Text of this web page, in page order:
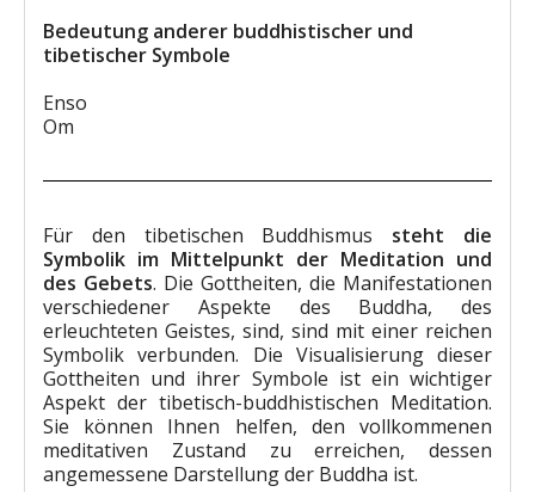
Bedeutung anderer buddhistischer und
tibetischer Symbole
Enso
Om
Für den tibetischen Buddhismus steht die
Symbolik im Mittelpunkt der Meditation und
des Gebets. Die Gottheiten, die Manifestationen
verschiedener Aspekte des Buddha, des
erleuchteten Geistes, sind, sind mit einer reichen
Symbolik verbunden. Die Visualisierung dieser
Gottheiten und ihrer Symbole ist ein wichtiger
Aspekt der tibetisch-buddhistischen Meditation.
Sie können Ihnen helfen, den vollkommenen
meditativen Zustand zu erreichen, dessen
angemessene Darstellung der Buddha ist.